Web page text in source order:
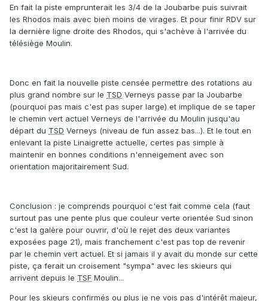
En fait la piste emprunterait les 3/4 de la Joubarbe puis suivrait
les Rhodos mais avec bien moins de virages. Et pour finir RDV sur
la dernière ligne droite des Rhodos, qui s'achève à l'arrivée du
télésiège Moulin.
Donc en fait la nouvelle piste censée permettre des rotations au
plus grand nombre sur le TSD Verneys passe par la Joubarbe
(pourquoi pas mais c'est pas super large) et implique de se taper
le chemin vert actuel Verneys de l'arrivée du Moulin jusqu'au
départ du TSD Verneys (niveau de fun assez bas...). Et le tout en
enlevant la piste Linaigrette actuelle, certes pas simple à
maintenir en bonnes conditions n'enneigement avec son
orientation majoritairement Sud.
Conclusion : je comprends pourquoi c'est fait comme cela (faut
surtout pas une pente plus que couleur verte orientée Sud sinon
c'est la galère pour ouvrir, d'où le rejet des deux variantes
exposées page 21), mais franchement c'est pas top de revenir
par le chemin vert actuel. Et si jamais il y avait du monde sur cette
piste, ça ferait un croisement "sympa" avec les skieurs qui
arrivent depuis le TSF Moulin...
Pour les skieurs confirmés ou plus je ne vois pas d'intérêt majeur,